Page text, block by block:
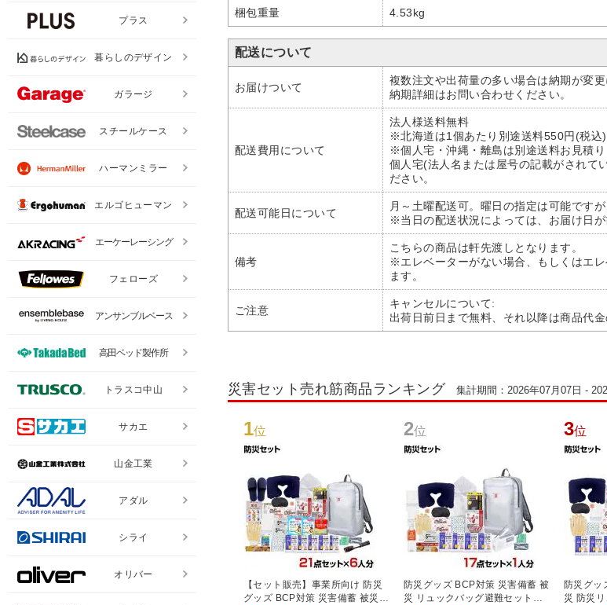
梱包重量 4.53kg
配送について
お届けついて
複数注文や出荷量の多い場合は納期が変
納期詳細はお問い合わせください。
配送費用について
法人様送料無料
※北海道は1個あたり別途送料550円(税込)
※個人宅・沖縄・離島は別途送料お見積り
個人宅(法人名または屋号の記載がされて
ださい。
配送可能日について
月～土曜配送可。曜日の指定は可能です
※当日の配送状況によっては、お届け日
備考
こちらの商品は軒先渡しとなります。
※エレベーターがない場合、もしくはエ
ます。
ご注意
キャンセルについて:
出荷日前日まで無料、それ以降は商品代
災害セット売れ筋商品ランキング 集計期間：2026年07月07日 -
1位
【セット販売】事業所向け 防災
グッズ BCP対策 災害備蓄 被災
2位
防災グッズ BCP対策 災害備蓄 被
災 リュックバッグ避難セット
3位
防災グッ
災 防災
プラス
暮らしのデザイン
ガラージ
スチールケース
ハーマンミラー
エルゴヒューマン
エーケーレーシング
フェローズ
アンサンブルベース
高田ベッド製作所
トラスコ中山
サカエ
山金工業
アダル
シライ
オリバー